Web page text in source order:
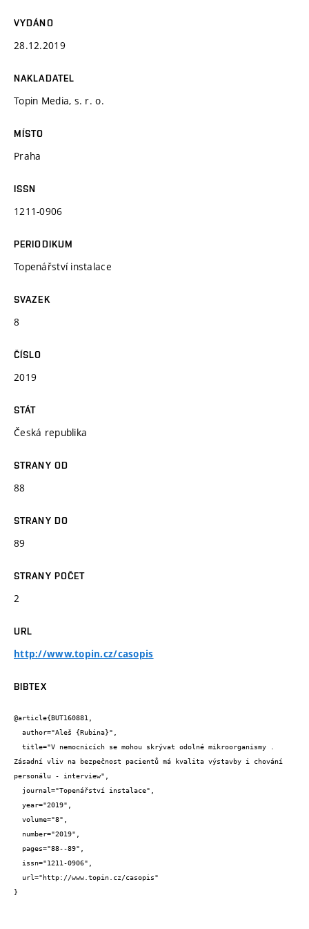
VYDÁNO
28.12.2019
NAKLADATEL
Topin Media, s. r. o.
MÍSTO
Praha
ISSN
1211-0906
PERIODIKUM
Topenářství instalace
SVAZEK
8
ČÍSLO
2019
STÁT
Česká republika
STRANY OD
88
STRANY DO
89
STRANY POČET
2
URL
http://www.topin.cz/casopis
BIBTEX
@article{BUT160881,
Zásadní vliv na bezpečnost pacientů má kvalita výstavby i chování
personálu - interview",
}